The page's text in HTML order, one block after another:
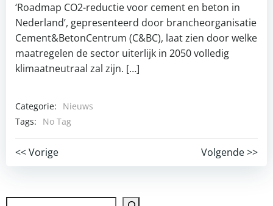
‘Roadmap CO2-reductie voor cement en beton in
Nederland’, gepresenteerd door brancheorganisatie
Cement&BetonCentrum (C&BC), laat zien door welke
maatregelen de sector uiterlijk in 2050 volledig
klimaatneutraal zal zijn. […]
Categorie:
Nieuws
Tags:
No Tag
Post
navigation
<< Vorige
Post
navigation
Volgende >>